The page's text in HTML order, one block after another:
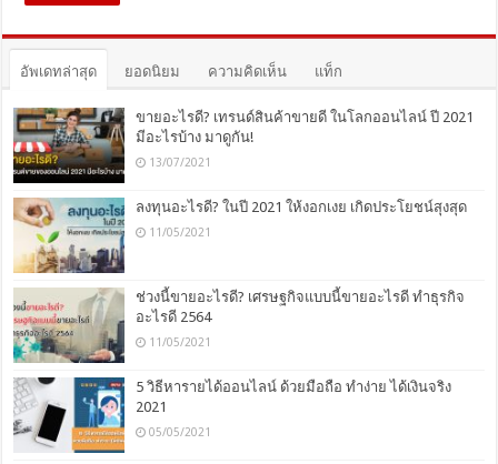
อัพเดทล่าสุด ยอดนิยม ความคิดเห็น แท็ก
ขายอะไรดี? เทรนด์สินค้าขายดี ในโลกออนไลน์ ปี 2021
มีอะไรบ้าง มาดูกัน!
13/07/2021
ลงทุนอะไรดี? ในปี 2021 ให้งอกเงย เกิดประโยชน์สุงสุด
11/05/2021
ช่วงนี้ขายอะไรดี? เศรษฐกิจแบบนี้ขายอะไรดี ทำธุรกิจ
อะไรดี 2564
11/05/2021
5 วิธีหารายได้ออนไลน์ ด้วยมือถือ ทำง่าย ได้เงินจริง
2021
05/05/2021